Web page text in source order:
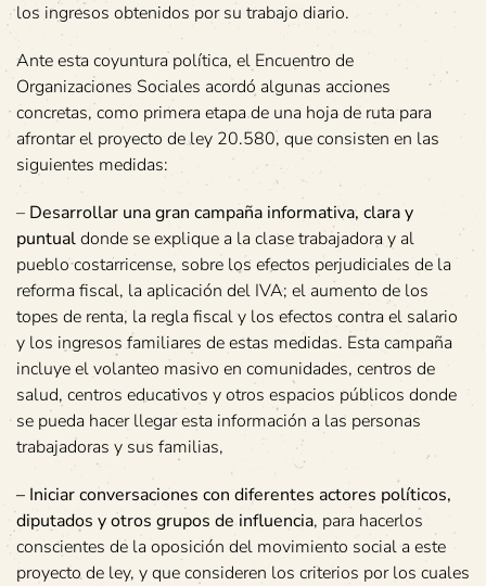
los ingresos obtenidos por su trabajo diario.
Ante esta coyuntura política, el Encuentro de
Organizaciones Sociales acordó algunas acciones
concretas, como primera etapa de una hoja de ruta para
afrontar el proyecto de ley 20.580, que consisten en las
siguientes medidas:
– Desarrollar una gran campaña informativa, clara y
puntualdonde se explique a la clase trabajadora y al
pueblo costarricense, sobre los efectos perjudiciales de la
reforma fiscal, la aplicación del IVA; el aumento de los
topes de renta, la regla fiscal y los efectos contra el salario
y los ingresos familiares de estas medidas. Esta campaña
incluye el volanteo masivo en comunidades, centros de
salud, centros educativos y otros espacios públicos donde
se pueda hacer llegar esta información a las personas
trabajadoras y sus familias,
– Iniciar conversaciones con diferentes actores políticos,
diputados y otros grupos de influencia, para hacerlos
conscientes de la oposición del movimiento social a este
proyecto de ley, y que consideren los criterios por los cuales